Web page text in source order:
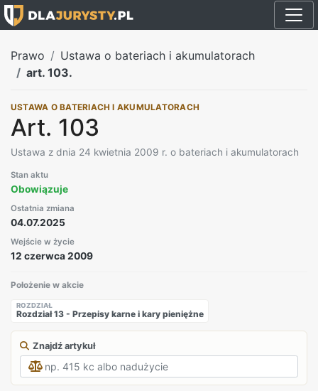
Prawo
Ustawa o bateriach i akumulatorach
art. 103.
USTAWA O BATERIACH I AKUMULATORACH
Art. 103
Ustawa z dnia 24 kwietnia 2009 r. o bateriach i akumulatorach
Stan aktu
Obowiązuje
Ostatnia zmiana
04.07.2025
Wejście w życie
12 czerwca 2009
Położenie w akcie
ROZDZIAŁ
Rozdział 13 - Przepisy karne i kary pieniężne
Znajdź artykuł